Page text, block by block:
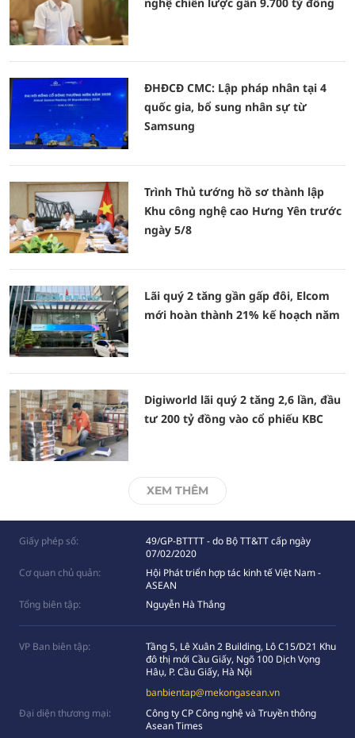
ĐHĐCĐ CMC: Lập pháp nhân tại 4
quốc gia, bổ sung nhân sự từ
Samsung
Trình Thủ tướng hồ sơ thành lập
Khu công nghệ cao Hưng Yên trước
ngày 5/8
Lãi quý 2 tăng gần gấp đôi, Elcom
mới hoàn thành 21% kế hoạch năm
Digiworld lãi quý 2 tăng 2,6 lần, đầu
tư 200 tỷ đồng vào cổ phiếu KBC
XEM THÊM
Giấy phép số:
49/GP-BTTTT - do Bộ TT&TT cấp ngày
07/02/2020
Cơ quan chủ quản:
Hội Phát triển hợp tác kinh tế Việt Nam -
ASEAN
Tổng biên tập:
Nguyễn Hà Thắng
VP Ban biên tập:
Tầng 5, Lê Xuân 2 Building, Lô C15/D21 Khu
đô thị mới Cầu Giấy, Ngõ 100 Dịch Vọng
Hâụ, P. Cầu Giấy, Hà Nội
banbientap@mekongasean.vn
Đại diện thương mại:
Công ty CP Công nghệ và Truyền thông
Asean Times